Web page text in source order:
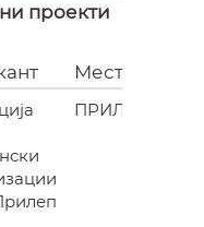
проекти
Место
ПРИЛЕП